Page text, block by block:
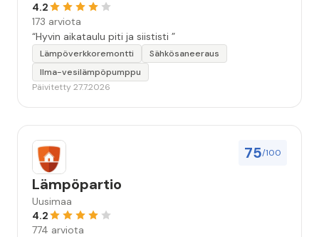
4.2
173 arviota
“Hyvin aikataulu piti ja siististi ”
Lämpöverkkoremontti
Sähkösaneeraus
Ilma-vesilämpöpumppu
Päivitetty 27.7.2026
75/100
Lämpöpartio
Uusimaa
4.2
774 arviota